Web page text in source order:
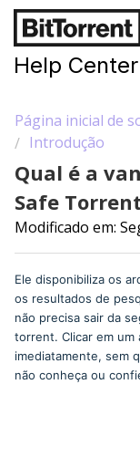
Help Center
Página inicial de
Introdução
Qual é a
Safe
Modificado em:
Ele disponibiliza os
os resultados de
não precisa sair da
torrent. Clicar em um
imediatamente, sem
não conheça ou